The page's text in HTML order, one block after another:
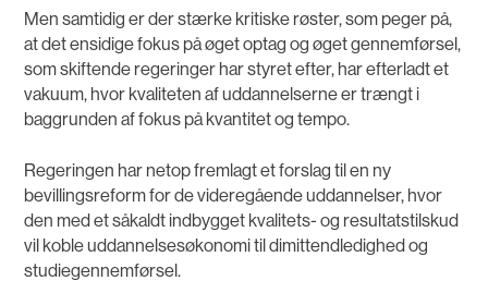
Men samtidig er der stærke kritiske røster, som peger på,
at det ensidige fokus på øget optag og øget gennemførsel,
som skiftende regeringer har styret efter, har efterladt et
vakuum, hvor kvaliteten af uddannelserne er trængt i
baggrunden af fokus på kvantitet og tempo.
Regeringen har netop fremlagt et forslag til en ny
bevillingsreform for de videregående uddannelser, hvor
den med et såkaldt indbygget kvalitets- og resultatstilskud
vil koble uddannelsesøkonomi til dimittendledighed og
studiegennemførsel.